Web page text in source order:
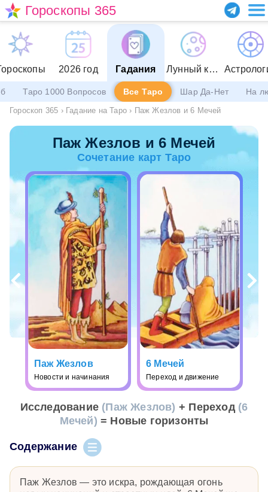
Гороскопы 365
2026 год Гадания Лунный календарь
Таро 1000 Вопросов Все Таро Шар Да-Нет На
Гороскоп 365 › Гадание на Таро › Паж Жезлов и 6 Мечей
Паж Жезлов и 6 Мечей
Сочетание карт Таро
Паж Жезлов
Новости и начинания
6 Мечей
Переход и движение
Исследование (Паж Жезлов) + Переход (6
Мечей) = Новые горизонты
Содержание
Паж Жезлов — это искра, рождающая огонь